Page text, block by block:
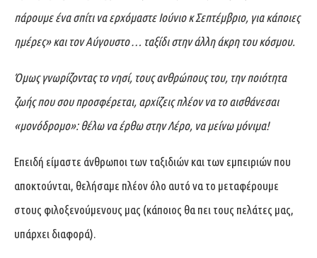
πάρουμε ένα σπίτι να ερχόμαστε Ιούνιο κ Σεπτέμβριο, για κάποιες
ημέρες» και τον Αύγουστο … ταξίδι στην άλλη άκρη του κόσμου.
Όμως γνωρίζοντας το νησί, τους ανθρώπους του, την ποιότητα
ζωής που σου προσφέρεται, αρχίζεις πλέον να το αισθάνεσαι
«μονόδρομο»: θέλω να έρθω στην Λέρο, να μείνω μόνιμα!
Επειδή είμαστε άνθρωποι των ταξιδιών και των εμπειριών που
αποκτούνται, θελήσαμε πλέον όλο αυτό να το μεταφέρουμε
στους φιλοξενούμενους μας (κάποιος θα πει τους πελάτες μας,
υπάρχει διαφορά).